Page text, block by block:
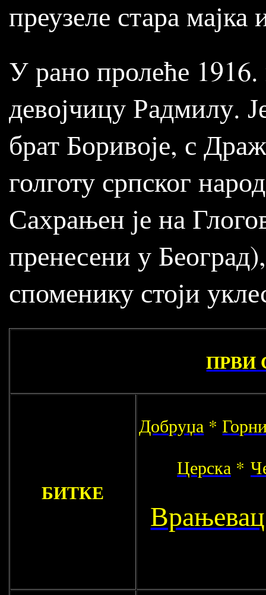
преузеле стара
У рано пролеће 1916.
девојчицу Радмилу.
брат Боривоје, с
голготу српског
Сахрањен је на
пренесени у
споменику стоји
ПРВИ
БИТКЕ
Добруџа *
Церска *
Врањевац